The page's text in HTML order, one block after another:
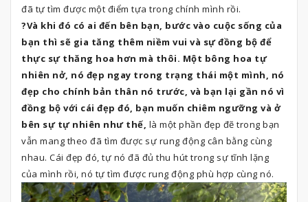
đã tự tìm được một điểm tựa trong chính mình rồi.
?Và khi đó có ai đến bên bạn, bước vào cuộc sống của
bạn thì sẽ gia tăng thêm niềm vui và sự đồng bộ để
thực sự thăng hoa hơn mà thôi. Một bông hoa tự
nhiên nở, nó đẹp ngay trong trạng thái một mình, nó
đẹp cho chính bản thân nó trước, và bạn lại gần nó vì
đồng bộ với cái đẹp đó, bạn muốn chiêm ngưỡng và ở
bên sự tự nhiên như thế, là một phần đẹp đẽ trong bạn
vẫn mang theo đã tìm được sự rung động cân bằng cùng
nhau. Cái đẹp đó, tự nó đã đủ thu hút trong sự tĩnh lặng
của mình rồi, nó tự tìm được rung động phù hợp cùng nó.